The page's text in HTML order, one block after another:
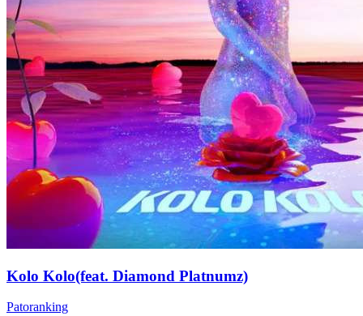
Kolo Kolo(feat. Diamond Platnumz)
Patoranking